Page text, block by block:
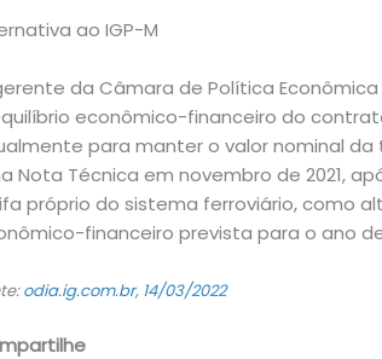
ao IGP-M
da Câmara de Política
econômico-financeiro do
para manter o valor nominal
Nota Técnica em novembro de 2021,
próprio do sistema ferroviário, como
financeiro prevista para o ano
odia.ig.com.br, 14/03/2022